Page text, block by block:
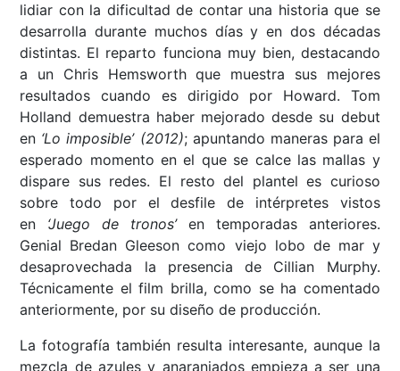
lidiar con la dificultad de contar una historia que se
desarrolla durante muchos días y en dos décadas
distintas. El reparto funciona muy bien, destacando
a un Chris Hemsworth que muestra sus mejores
resultados cuando es dirigido por Howard. Tom
Holland demuestra haber mejorado desde su debut
en ‘Lo imposible’ (2012); apuntando maneras para el
esperado momento en el que se calce las mallas y
dispare sus redes. El resto del plantel es curioso
sobre todo por el desfile de intérpretes vistos
en ‘Juego de tronos’en temporadas anteriores.
Genial Bredan Gleeson como viejo lobo de mar y
desaprovechada la presencia de Cillian Murphy.
Técnicamente el film brilla, como se ha comentado
anteriormente, por su diseño de producción.
La fotografía también resulta interesante, aunque la
mezcla de azules y anaranjados empieza a ser una